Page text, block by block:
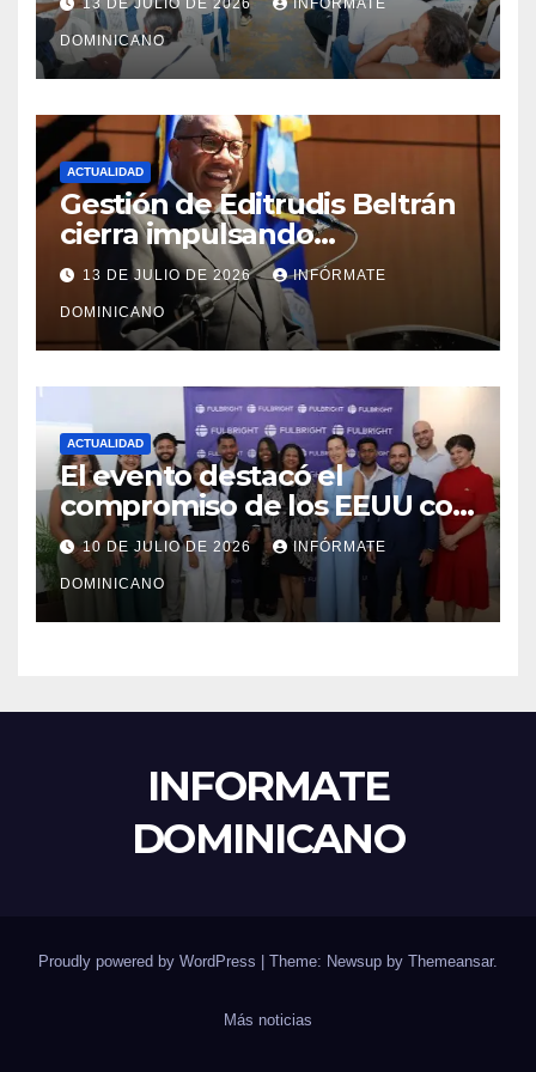
Monte Plata
13 DE JULIO DE 2026 INFÓRMATE
DOMINICANO
ACTUALIDAD
Gestión de Editrudis Beltrán
cierra impulsando
modernización, expansión y
transformación institucional
13 DE JULIO DE 2026 INFÓRMATE
DOMINICANO
ACTUALIDAD
El evento destacó el
compromiso de los EEUU con
el liderazgo, la innovación y la
excelencia académica por
más de ocho décadas.
10 DE JULIO DE 2026 INFÓRMATE
DOMINICANO
INFORMATE
DOMINICANO
Proudly powered by WordPress Theme: Newsup by Themeansar.
Más noticias